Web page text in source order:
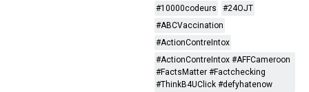
#10000codeurs
#24OJT
#ABCVaccination
#ActionContreIntox
#ActionContreIntox #AFFCameroon
#FactsMatter #Factchecking
#ThinkB4UClick #defyhatenow